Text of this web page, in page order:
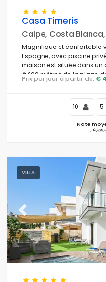
Casa Timeris
Calpe, Costa
Magnifique et confortable
Espagne, avec piscine
maison est située dans un
à 200 mètres de la plage
mètres de la mer
Prix par jour à partir de: €
10 5
Note
1
VILLA
Previous